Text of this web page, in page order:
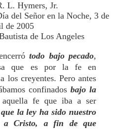
L. Hymers, Jr.
del Señor en la Noche, 3 de
de 2005
de Los Angeles
todo bajo pecado,
que es por la fe en
los creyentes. Pero antes
confinados bajo la
aquella fe que iba a ser
la ley ha sido nuestro
a Cristo, a fin de que